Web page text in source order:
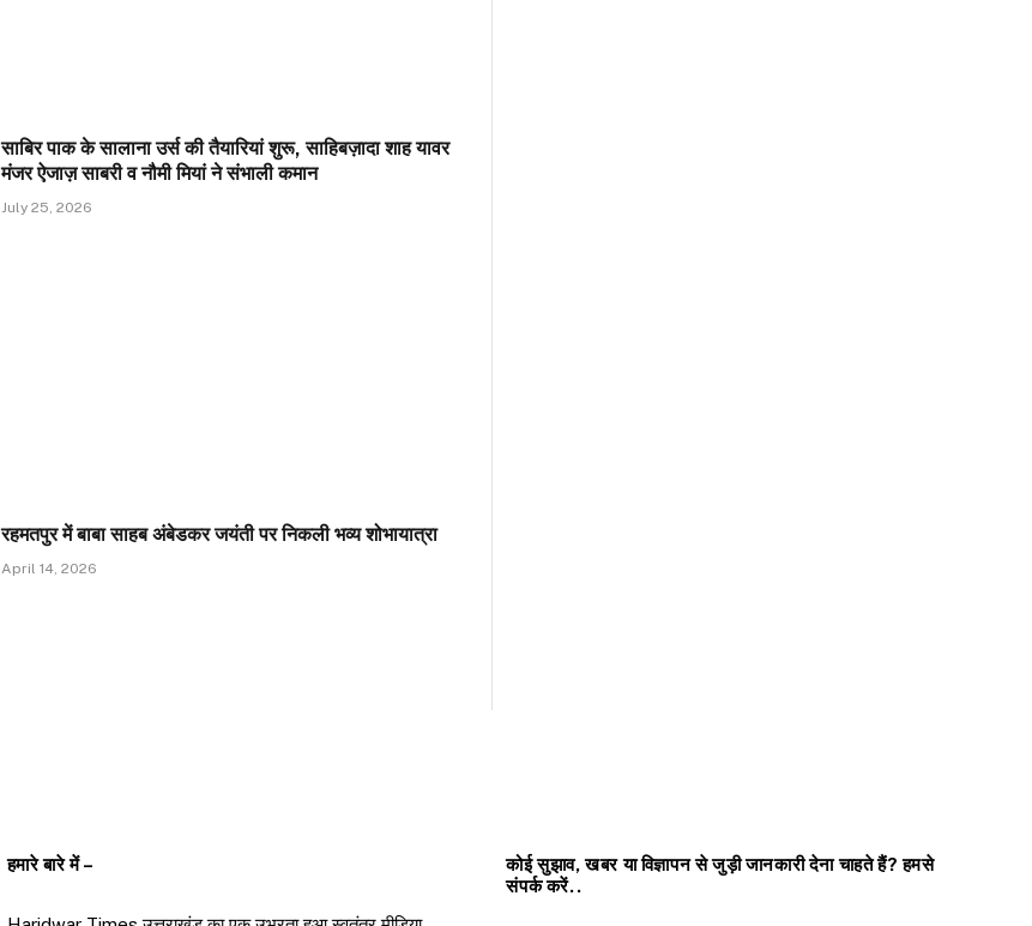
साबिर पाक के सालाना उर्स की तैयारियां शुरू, साहिबज़ादा शाह यावर
मंजर ऐजाज़ साबरी व नौमी मियां ने संभाली कमान
July 25, 2026
रहमतपुर में बाबा साहब अंबेडकर जयंती पर निकली भव्य शोभायात्रा
April 14, 2026
हमारे बारे में –
कोई सुझाव, खबर या विज्ञापन से जुड़ी जानकारी देना चाहते हैं? हमसे
संपर्क करें..